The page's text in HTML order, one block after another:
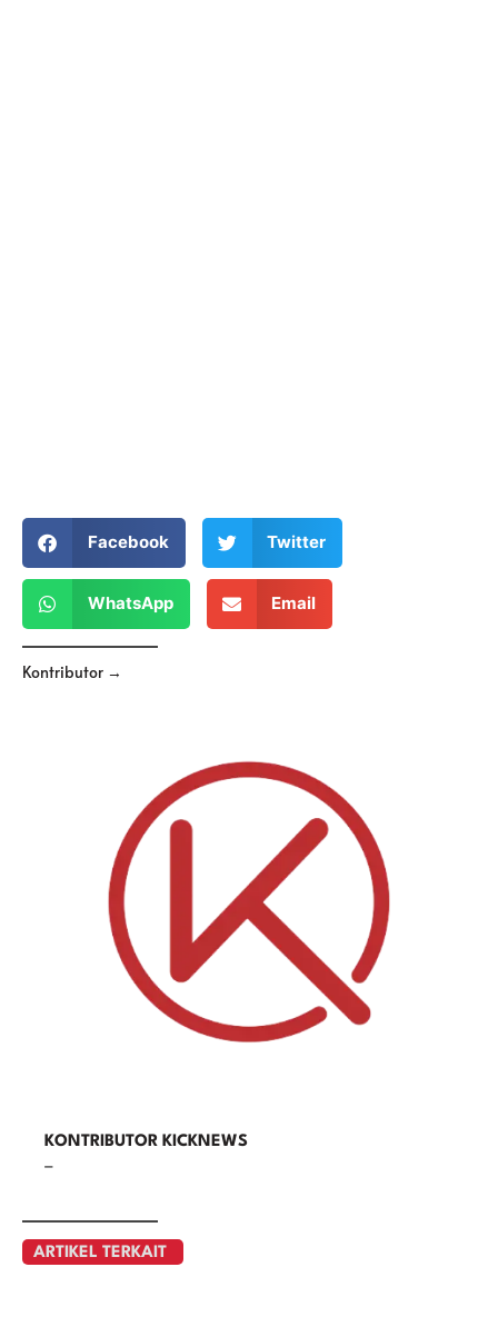
Facebook Twitter
WhatsApp Email
Kontributor →
KONTRIBUTOR KICKNEWS
–
ARTIKEL TERKAIT